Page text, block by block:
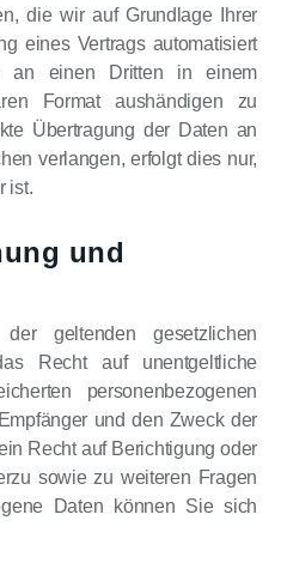
die wir auf Grundlage Ihrer
eines Vertrags automatisiert
an einen Dritten in einem
Format aushändigen zu
Übertragung der Daten an
verlangen, erfolgt dies nur,
ist.
und
geltenden gesetzlichen
Recht auf unentgeltliche
personenbezogenen
und den Zweck der
Recht auf Berichtigung oder
sowie zu weiteren Fragen
Daten können Sie sich